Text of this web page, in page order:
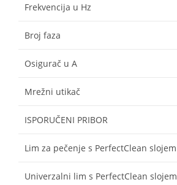
Frekvencija u Hz
Broj faza
Osigurač u A
Mrežni utikač
ISPORUČENI PRIBOR
Lim za pečenje s PerfectClean slojem
Univerzalni lim s PerfectClean slojem